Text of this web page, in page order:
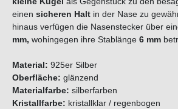
einen sicheren Halt in der Nase zu
hinaus verfügen die Nasenstecker über
mm, wohingegen ihre Stablänge 6 mm
Material: 925er Silber
Oberfläche: glänzend
Materialfarbe: silberfarben
Kristallfarbe: kristallklar / regenbogen